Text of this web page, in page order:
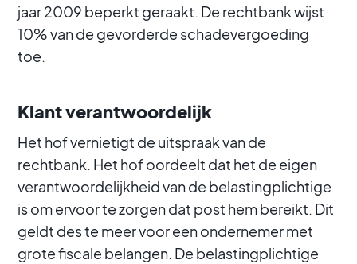
jaar 2009 beperkt geraakt. De rechtbank wijst
10% van de gevorderde schadevergoeding
toe.
Klant verantwoordelijk
Het hof vernietigt de uitspraak van de
rechtbank. Het hof oordeelt dat het de eigen
verantwoordelijkheid van de belastingplichtige
is om ervoor te zorgen dat post hem bereikt. Dit
geldt des te meer voor een ondernemer met
grote fiscale belangen. De belastingplichtige